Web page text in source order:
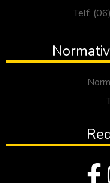
Telf: